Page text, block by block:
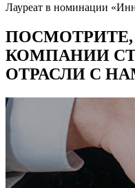
Лауреат в номинации
ПОСМОТРИТЕ,
КОМПАНИИ
ОТРАСЛИ С